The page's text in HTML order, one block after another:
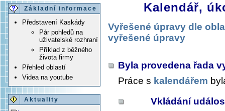
Základní informace
Představení Kaskády
Pár pohledů na
uživatelské rozhraní
Příklad z běžného
života firmy
Přehled oblastí
Videa na youtube
Aktuality
Kalendář,
Vyřešené úpravy dle
vyřešené úpravy
Byla provedena řada
Práce s kalendářem
Vkládání